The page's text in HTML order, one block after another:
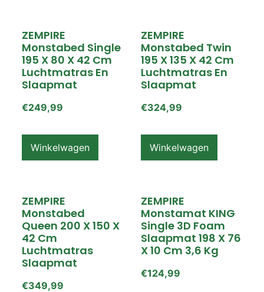
ZEMPIRE
Monstabed Single
195 X 80 X 42 Cm
Luchtmatras En
Slaapmat
€249,99
Winkelwagen
ZEMPIRE
Monstabed Twin
195 X 135 X 42 Cm
Luchtmatras En
Slaapmat
€324,99
Winkelwagen
ZEMPIRE
Monstabed
Queen 200 X 150 X
42 Cm
Luchtmatras
Slaapmat
€349,99
ZEMPIRE
Monstamat KING
Single 3D Foam
Slaapmat 198 X 76
X 10 Cm 3,6 Kg
€124,99